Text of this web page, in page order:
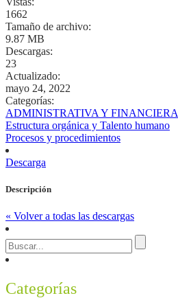
1662
Tamaño de archivo:
9.87 MB
Descargas:
23
Actualizado:
mayo 24, 2022
Categorías:
ADMINISTRATIVA Y FINANCIERA
Estructura orgánica y Talento humano
Procesos y procedimientos
Descarga
Descripción
« Volver a todas las descargas
Categorías